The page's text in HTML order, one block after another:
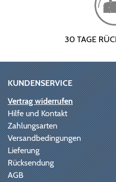
30 TAGE
KUNDENSERVICE
Vertrag widerrufen
Hilfe und Kontakt
Zahlungsarten
Versandbedingungen
Lieferung
Rücksendung
AGB